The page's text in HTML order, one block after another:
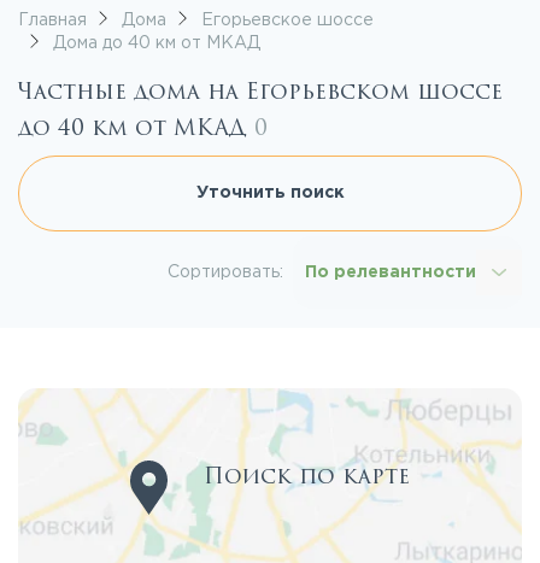
Главная Дома
Егорьевское шоссе
Дома до 40 км от МКАД
Частные дома на Егорьевском шоссе
до 40 км от МКАД 0
Уточнить поиск
Сортировать: По релевантности
Поиск по карте